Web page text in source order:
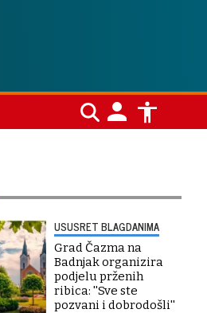
USUSRET BLAGDANIMA
Grad Čazma na
Badnjak organizira
podjelu prženih
ribica: ''Sve ste
pozvani i dobrodošli''